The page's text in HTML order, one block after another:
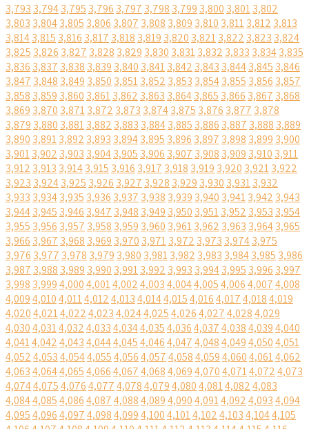
3,793 3,7943,795 3,796 3,797 3,798 3,799 3,800 3,8013,802
3,803 3,8043,805 3,806 3,807 3,808 3,809 3,810 3,8113,812 3,813
3,8143,815 3,816 3,817 3,818 3,819 3,820 3,8213,822 3,823 3,824
3,825 3,826 3,827 3,828 3,829 3,830 3,8313,832 3,833 3,8343,835
3,836 3,837 3,838 3,839 3,840 3,8413,842 3,843 3,8443,845 3,846
3,847 3,848 3,849 3,850 3,8513,852 3,853 3,8543,855 3,856 3,857
3,858 3,859 3,860 3,8613,862 3,863 3,8643,865 3,866 3,867 3,868
3,869 3,870 3,8713,872 3,873 3,8743,875 3,876 3,877 3,878
3,879 3,880 3,8813,882 3,883 3,8843,885 3,886 3,887 3,888 3,889
3,890 3,8913,892 3,893 3,8943,895 3,896 3,897 3,898 3,899 3,900
3,9013,902 3,903 3,9043,905 3,906 3,907 3,908 3,909 3,910 3,911
3,912 3,913 3,9143,915 3,916 3,917 3,918 3,919 3,920 3,9213,922
3,923 3,9243,925 3,926 3,927 3,928 3,929 3,930 3,9313,932
3,933 3,9343,935 3,936 3,937 3,938 3,939 3,940 3,9413,942 3,943
3,9443,945 3,946 3,947 3,948 3,949 3,950 3,9513,952 3,953 3,954
3,955 3,956 3,957 3,958 3,959 3,960 3,9613,962 3,963 3,9643,965
3,966 3,967 3,968 3,969 3,970 3,9713,972 3,973 3,9743,975
3,976 3,977 3,978 3,979 3,980 3,9813,982 3,983 3,9843,985 3,986
3,987 3,988 3,989 3,990 3,9913,992 3,993 3,9943,995 3,996 3,997
3,998 3,9994,0004,0014,0024,0034,0044,0054,0064,0074,008
4,0094,0104,0114,0124,0134,0144,0154,0164,0174,0184,019
4,0204,0214,0224,0234,0244,0254,0264,0274,0284,029
4,0304,0314,0324,0334,0344,0354,0364,0374,0384,0394,040
4,0414,0424,0434,0444,0454,0464,0474,0484,0494,0504,051
4,0524,0534,0544,0554,0564,0574,0584,0594,0604,0614,062
4,0634,0644,0654,0664,0674,0684,0694,0704,0714,0724,073
4,0744,0754,0764,0774,0784,0794,0804,0814,0824,083
4,0844,0854,0864,0874,0884,0894,0904,0914,0924,0934,094
4,0954,0964,0974,0984,0994,1004,1014,1024,1034,1044,105